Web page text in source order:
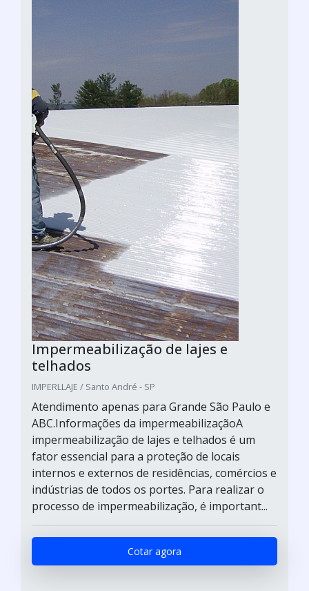
Impermeabilização de lajes e
telhados
IMPERLLAJE / Santo André - SP
Atendimento apenas para Grande São Paulo e
ABC.Informações da impermeabilizaçãoA
impermeabilização de lajes e telhados é um
fator essencial para a proteção de locais
internos e externos de residências, comércios e
indústrias de todos os portes. Para realizar o
processo de impermeabilização, é important...
Cotar agora